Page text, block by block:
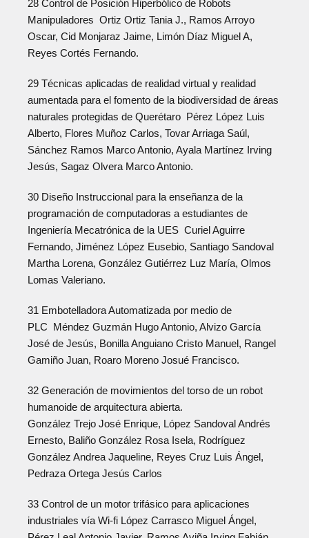
28 Control de Posición Hiperbólico de Robots
Manipuladores Ortiz Ortiz Tania J., Ramos Arroyo
Oscar, Cid Monjaraz Jaime, Limón Díaz Miguel A,
Reyes Cortés Fernando.
29 Técnicas aplicadas de realidad virtual y realidad
aumentada para el fomento de la biodiversidad de áreas
naturales protegidas de Querétaro Pérez López Luis
Alberto, Flores Muñoz Carlos, Tovar Arriaga Saúl,
Sánchez Ramos Marco Antonio, Ayala Martínez Irving
Jesús, Sagaz Olvera Marco Antonio.
30 Diseño Instruccional para la enseñanza de la
programación de computadoras a estudiantes de
Ingeniería Mecatrónica de la UES Curiel Aguirre
Fernando, Jiménez López Eusebio, Santiago Sandoval
Martha Lorena, González Gutiérrez Luz María, Olmos
Lomas Valeriano.
31 Embotelladora Automatizada por medio de
PLC Méndez Guzmán Hugo Antonio, Alvizo García
José de Jesús, Bonilla Anguiano Cristo Manuel, Rangel
Gamiño Juan, Roaro Moreno Josué Francisco.
32 Generación de movimientos del torso de un robot
humanoide de arquitectura abierta.
González Trejo José Enrique, López Sandoval Andrés
Ernesto, Baliño González Rosa Isela, Rodríguez
González Andrea Jaqueline, Reyes Cruz Luis Ángel,
Pedraza Ortega Jesús Carlos
33 Control de un motor trifásico para aplicaciones
industriales vía Wi-fi López Carrasco Miguel Ángel,